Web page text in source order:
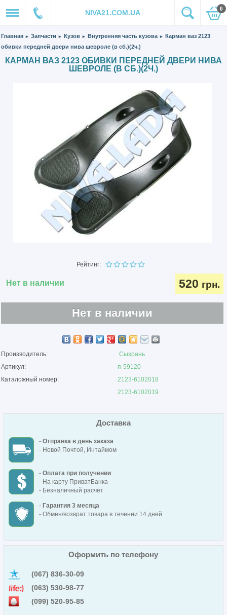
NIVA21.COM.UA 0
Главная ► Запчасти ► Кузов ► Внутренняя часть кузова ► Карман ваз 2123
обивки передней двери нива шевроле (в сб.)(2ч.)
КАРМАН ВАЗ 2123 ОБИВКИ ПЕРЕДНЕЙ ДВЕРИ НИВА
ШЕВРОЛЕ (В СБ.)(2Ч.)
Рейтинг:
Нет в наличии 520 грн.
Нет в наличии
Производитель:
Сызрань
Артикул:
п-59120
Каталожный номер:
2123-6102018
2123-6102019
Доставка
- Отправка в день заказа
- Новой Почтой, Интаймом
- Оплата при получении
- На карту ПриватБанка
- Безналичный расчёт
- Гарантия 3 месяца
- Обмен/возврат товара в течении 14 дней
Оформить по телефону
(067) 836-30-09
(063) 530-98-77
(099) 520-95-85